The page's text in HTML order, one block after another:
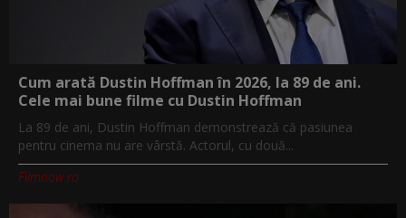
Cum arată Dustin Hoffman în 2026, la 89 de ani.
Cele mai bune filme cu Dustin Hoffman
La 89 de ani, Dustin Hoffman demonstrează că pasiunea
pentru cinema nu are vârstă. Actorul, cu două...
Filmnow.ro